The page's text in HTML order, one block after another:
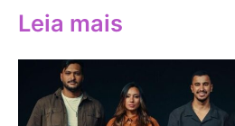
Leia mais